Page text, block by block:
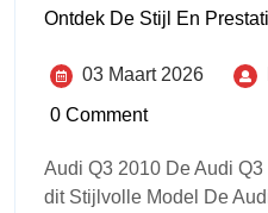
Ontdek De Stijl En
03 Maart 2026
0 Comment
Audi Q3 2010 De Audi
dit Stijlvolle Model De